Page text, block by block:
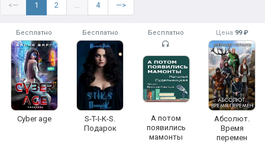
<— 1 2 … 4 —>
Бесплатно
Cyber age
Бесплатно
S-T-I-K-S.
Подарок
Бесплатно
А потом
появились
мамонты
Цена 99 ₽
Абсолют.
Время
перемен